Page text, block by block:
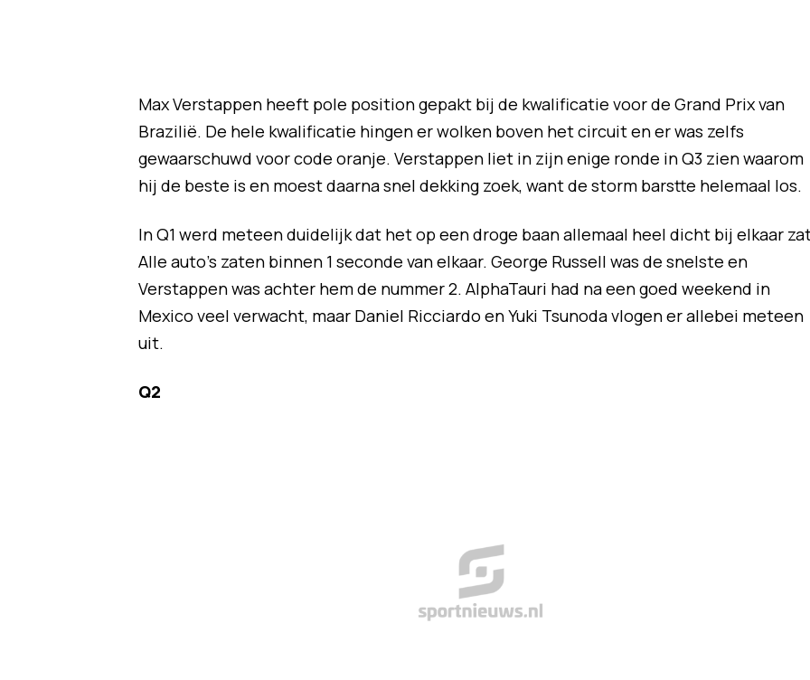
Max Verstappen heeft pole position gepakt bij de kwalificatie voor de Grand Prix van
Brazilië. De hele kwalificatie hingen er wolken boven het circuit en er was zelfs
gewaarschuwd voor code oranje. Verstappen liet in zijn enige ronde in Q3 zien waarom
hij de beste is en moest daarna snel dekking zoek, want de storm barstte helemaal los.
In Q1 werd meteen duidelijk dat het op een droge baan allemaal heel dicht bij elkaar
Alle auto's zaten binnen 1 seconde van elkaar. George Russell was de snelste en
Verstappen was achter hem de nummer 2. AlphaTauri had na een goed weekend in
Mexico veel verwacht, maar Daniel Ricciardo en Yuki Tsunoda vlogen er allebei meteen
uit.
Q2